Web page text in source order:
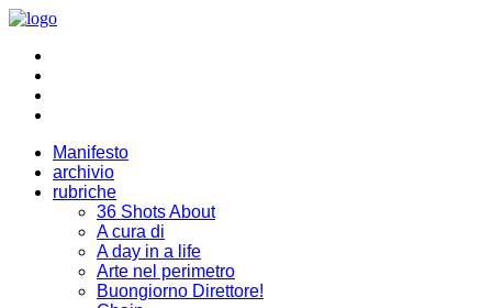
Manifesto
archivio
rubriche
36 Shots About
A cura di
A day in a life
Arte nel perimetro
Buongiorno Direttore!